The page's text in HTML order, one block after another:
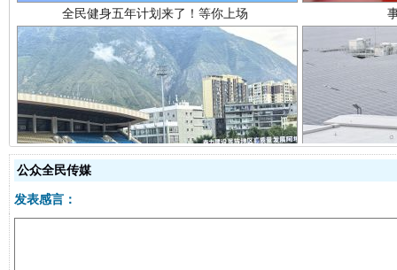
阿坝州三大球赛在茂县开幕 规模
公众全民传媒
发表感言：